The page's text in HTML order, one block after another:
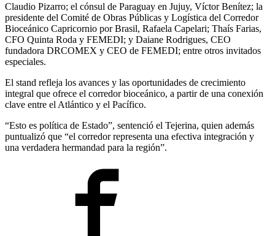
Claudio Pizarro; el cónsul de Paraguay en Jujuy, Víctor Benítez; la
presidente del Comité de Obras Públicas y Logística del Corredor
Bioceánico Capricornio por Brasil, Rafaela Capelari; Thaís Farias,
CFO Quinta Roda y FEMEDI; y Daiane Rodrigues, CEO
fundadora DRCOMEX y CEO de FEMEDI; entre otros invitados
especiales.
El stand refleja los avances y las oportunidades de crecimiento
integral que ofrece el corredor bioceánico, a partir de una conexión
clave entre el Atlántico y el Pacífico.
“Esto es política de Estado”, sentenció el Tejerina, quien además
puntualizó que “el corredor representa una efectiva integración y
una verdadera hermandad para la región”.